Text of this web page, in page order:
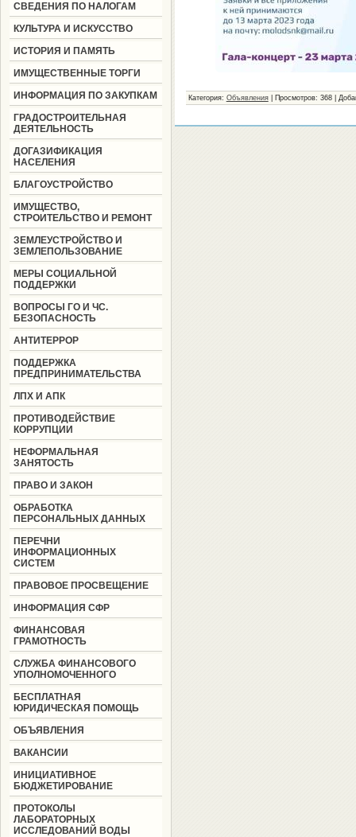
СВЕДЕНИЯ ПО НАЛОГАМ
КУЛЬТУРА И ИСКУССТВО
ИСТОРИЯ И ПАМЯТЬ
ИМУЩЕСТВЕННЫЕ ТОРГИ
ИНФОРМАЦИЯ ПО ЗАКУПКАМ
ГРАДОСТРОИТЕЛЬНАЯ
ДЕЯТЕЛЬНОСТЬ
ДОГАЗИФИКАЦИЯ
НАСЕЛЕНИЯ
БЛАГОУСТРОЙСТВО
ИМУЩЕСТВО,
СТРОИТЕЛЬСТВО И РЕМОНТ
ЗЕМЛЕУСТРОЙСТВО И
ЗЕМЛЕПОЛЬЗОВАНИЕ
МЕРЫ СОЦИАЛЬНОЙ
ПОДДЕРЖКИ
ВОПРОСЫ ГО И ЧС.
БЕЗОПАСНОСТЬ
АНТИТЕРРОР
ПОДДЕРЖКА
ПРЕДПРИНИМАТЕЛЬСТВА
ЛПХ И АПК
ПРОТИВОДЕЙСТВИЕ
КОРРУПЦИИ
НЕФОРМАЛЬНАЯ
ЗАНЯТОСТЬ
ПРАВО И ЗАКОН
ОБРАБОТКА
ПЕРСОНАЛЬНЫХ ДАННЫХ
ПЕРЕЧНИ
ИНФОРМАЦИОННЫХ
СИСТЕМ
ПРАВОВОЕ ПРОСВЕЩЕНИЕ
ИНФОРМАЦИЯ СФР
ФИНАНСОВАЯ
ГРАМОТНОСТЬ
СЛУЖБА ФИНАНСОВОГО
УПОЛНОМОЧЕННОГО
БЕСПЛАТНАЯ
ЮРИДИЧЕСКАЯ ПОМОЩЬ
ОБЪЯВЛЕНИЯ
ВАКАНСИИ
ИНИЦИАТИВНОЕ
БЮДЖЕТИРОВАНИЕ
ПРОТОКОЛЫ
ЛАБОРАТОРНЫХ
ИССЛЕДОВАНИЙ ВОДЫ
Категория: Объявления Просмотров: 368